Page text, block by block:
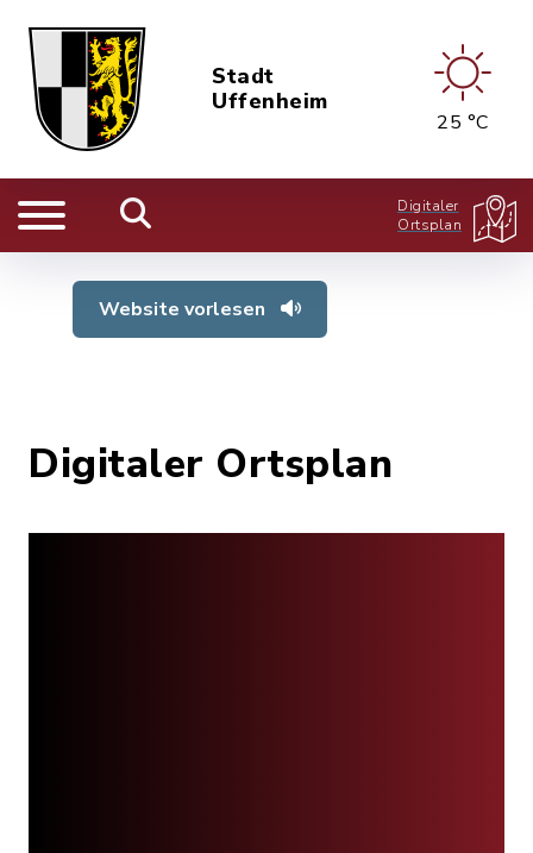
Stadt
Uffenheim
25 °C
Digitaler
Ortsplan
Website vorlesen
Digitaler Ortsplan